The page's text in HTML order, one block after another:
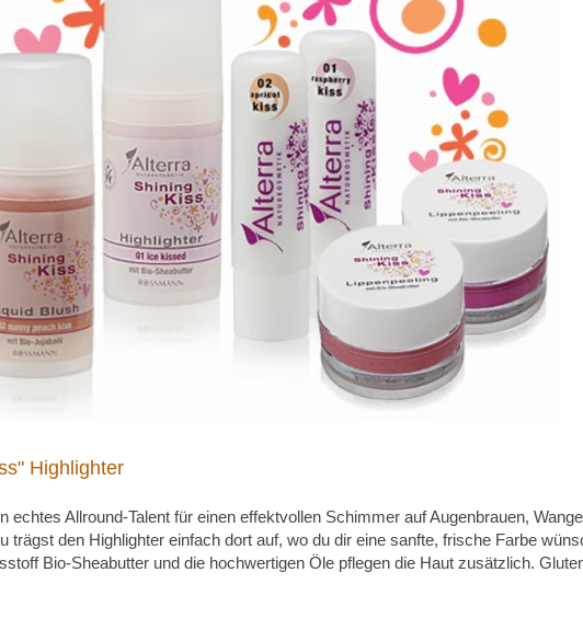
Highlighter
echtes Allround-Talent für einen effektvollen Schimmer auf Augenbrauen,
trägst den Highlighter einfach dort auf, wo du dir eine sanfte, frische Farbe
Bio-Sheabutter und die hochwertigen Öle pflegen die Haut zusätzlich.